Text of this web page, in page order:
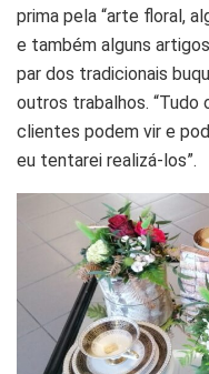
prima pela “arte floral,
e também alguns
par dos tradicionais
outros trabalhos. “Tudo
clientes podem vir e
eu tentarei realizá-los”.